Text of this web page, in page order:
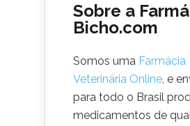
Sobre a
Bicho.com
Somos uma Farmácia
Veterinária Online, e
para todo o Brasil
medicamentos de